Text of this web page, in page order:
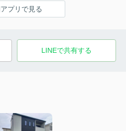
プリで見る
LINEで共有する